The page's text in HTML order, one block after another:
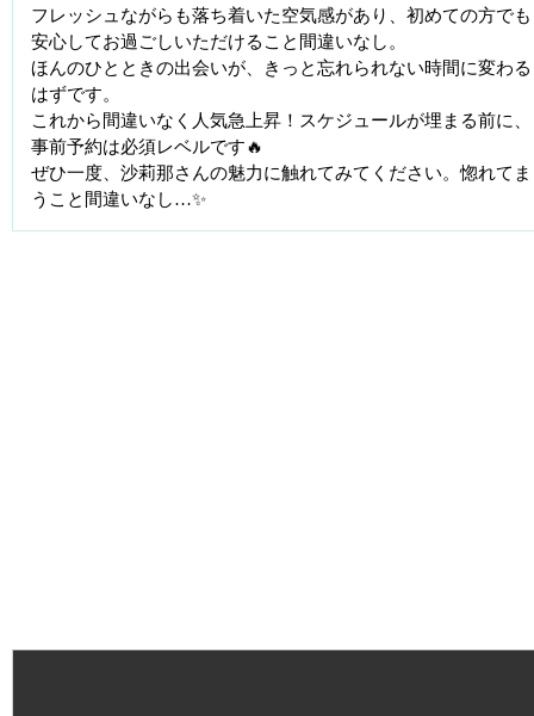
フレッシュながらも落ち着いた空気感があり、初めての方でも
安心してお過ごしいただけること間違いなし。
ほんのひとときの出会いが、きっと忘れられない時間に変わる
はずです。
これから間違いなく人気急上昇！スケジュールが埋まる前に、
事前予約は必須レベルです🔥
ぜひ一度、沙莉那さんの魅力に触れてみてください。惚れてま
うこと間違いなし…✨